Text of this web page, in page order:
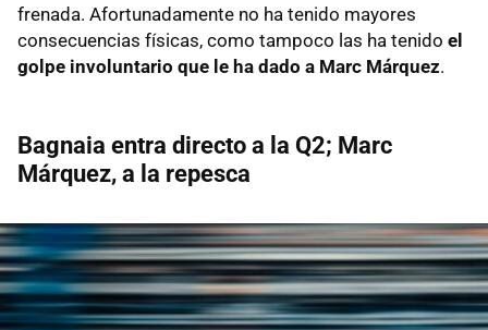
frenada. Afortunadamente no ha tenido mayores
consecuencias físicas, como tampoco las ha tenido el
golpe involuntario que le ha dado a Marc Márquez.
Bagnaia entra directo a la Q2; Marc
Márquez, a la repesca